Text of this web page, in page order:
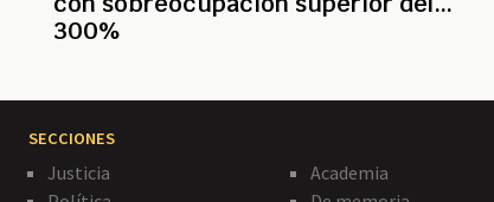
300%
SECCIONES
Justicia
Academia